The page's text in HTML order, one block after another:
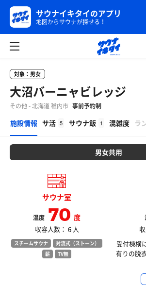
サウナイキタイのアプリ
地図からサウナが探せる！
対象：男女
大沼バーニャビレッジ
その他 - 北海道 稚内市 事前予約制
施設情報 サ活 5 サウナ飯 1 混雑度 ラ
男女共用
サウナ室
温度 70度
収容人数： 6 人
スチームサウナ
対流式（ストーン）
薪
TV無
受付棟横
有りの脱